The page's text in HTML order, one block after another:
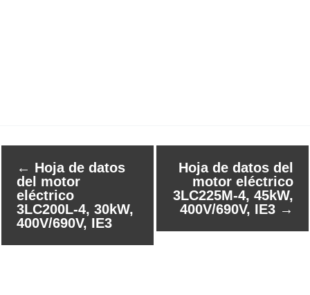
← Hoja de datos
del motor
eléctrico
3LC200L-4, 30kW,
400V/690V, IE3
Hoja de datos del
motor eléctrico
3LC225M-4, 45kW,
400V/690V, IE3 →